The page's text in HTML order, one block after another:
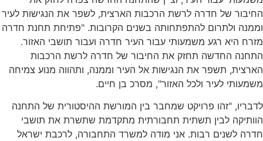
של חדרה לרשת הרכבות הארצית, לשפר את הנגישות לעיר
ולתרום להתפתחותה בשנים הקרובות. "פתיחת תחנת חדרה
רגע משמעותי עבור העיר חדרה ועבור תושבי האזור.
החדשה תחזק את החיבור של חדרה לרשת הרכבות
תשפר את הנגישות אל העיר וממנה, ותהווה מנוע צמיחה
לעיר ולכל האזור", מסרכ בן חיים.
"זהו פרויקט שמחבר בין המורשת ההיסטורית של התחנה
לבין תשתית תחבורתית מתקדמת שתשרת את תושבי
רבות. אני מודה למשרד התחבורה, לרכבת ישראל